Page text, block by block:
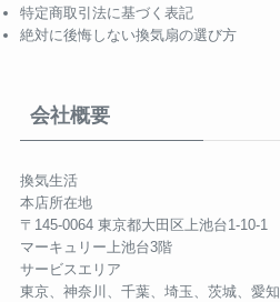
特定商取引法に基づく表記
絶対に後悔しない換気扇の選び方
会社概要
換気生活
本店所在地
〒145-0064 東京都大田区上池台1-10-1
マーキュリー上池台3階
サービスエリア
東京、神奈川、千葉、埼玉、茨城、愛知